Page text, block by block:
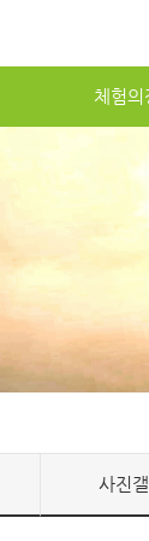
체험의
사진